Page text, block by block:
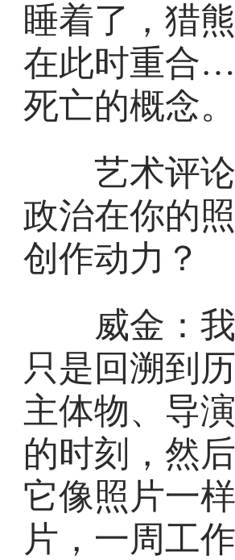
睡着了，猎
在此时重合
死亡的概念。
艺术评论
政治在你的
创作动力？
威金：我
只是回溯到
主体物、导
的时刻，然
它像照片一
片，一周工